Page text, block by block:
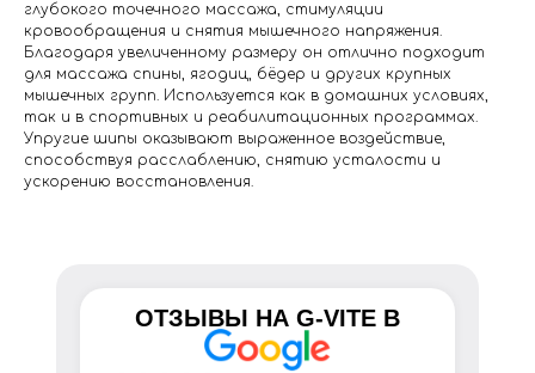
глубокого точечного массажа, стимуляции
кровообращения и снятия мышечного напряжения.
Благодаря увеличенному размеру он отлично подходит
для массажа спины, ягодиц, бёдер и других крупных
мышечных групп. Используется как в домашних условиях,
так и в спортивных и реабилитационных программах.
Упругие шипы оказывают выраженное воздействие,
способствуя расслаблению, снятию усталости и
ускорению восстановления.
ОТЗЫВЫ НА G-VITE В